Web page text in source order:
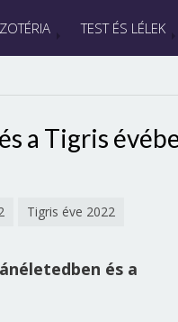
TEST ÉS LÉLEK
a Tigris
Tigris éve 2022
és a